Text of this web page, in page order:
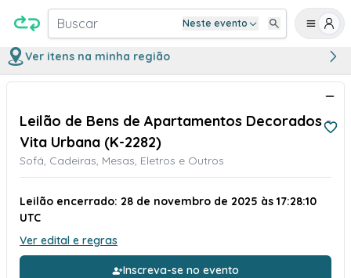
Buscar Neste evento
Ver itens na minha região
Leilão de Bens de Apartamentos Decorados -
Vita Urbana (K-2282)
Sofá, Cadeiras, Mesas, Eletros e Outros
Leilão encerrado: 28 de novembro de 2025 às 17:28:10
UTC
Ver edital e regras
Inscreva-se no evento